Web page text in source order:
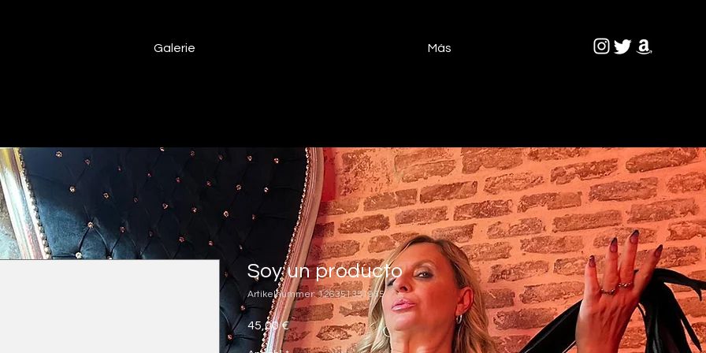
Galerie Más
Soy un producto
Artikelnummer: 126351351935
45,00 €Preis